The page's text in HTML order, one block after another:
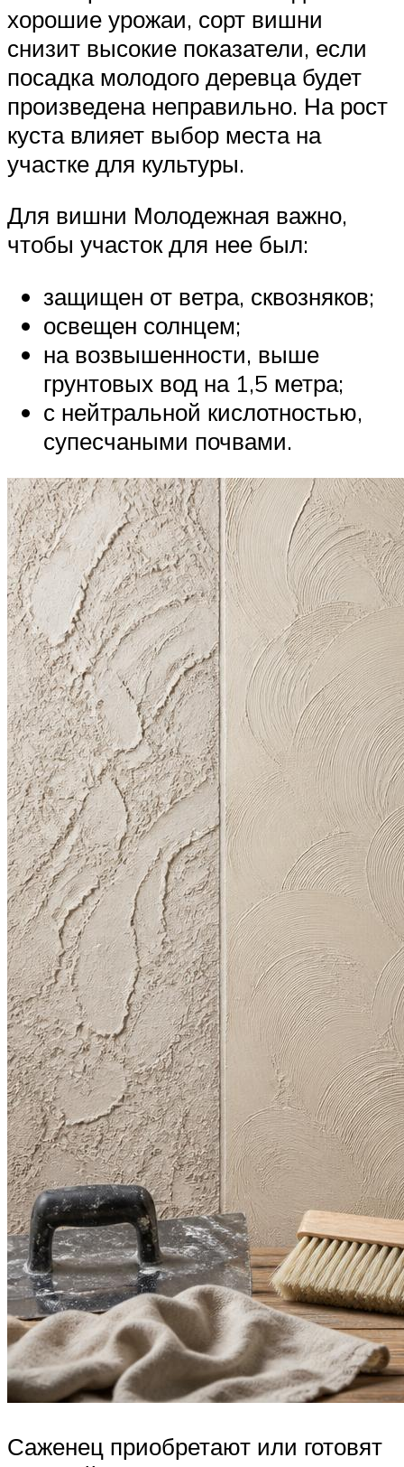
хорошие урожаи, сорт вишни
снизит высокие показатели, если
посадка молодого деревца будет
произведена неправильно. На рост
куста влияет выбор места на
участке для культуры.
Для вишни Молодежная важно,
чтобы участок для нее был:
защищен от ветра, сквозняков;
освещен солнцем;
на возвышенности, выше
грунтовых вод на 1,5 метра;
с нейтральной кислотностью,
супесчаными почвами.
Саженец приобретают или готовят